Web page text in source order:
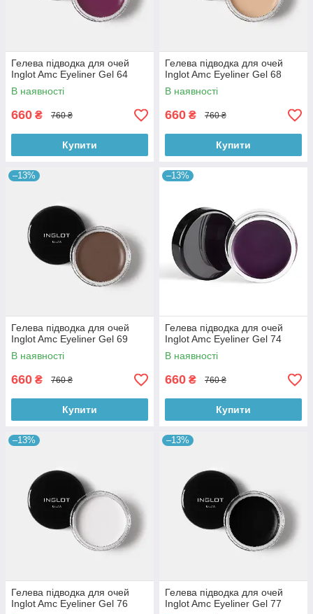
Гелева підводка для очей
Inglot Amc Eyeliner Gel 64
В наявності
660 ₴ 760 ₴
Купити
Гелева підводка для очей
Inglot Amc Eyeliner Gel 68
В наявності
660 ₴ 760 ₴
Купити
–13%
Гелева підводка для очей
Inglot Amc Eyeliner Gel 69
В наявності
660 ₴ 760 ₴
Купити
–13%
Гелева підводка для очей
Inglot Amc Eyeliner Gel 74
В наявності
660 ₴ 760 ₴
Купити
–13%
Гелева підводка для очей
Inglot Amc Eyeliner Gel 76
–13%
Гелева підводка для очей
Inglot Amc Eyeliner Gel 77